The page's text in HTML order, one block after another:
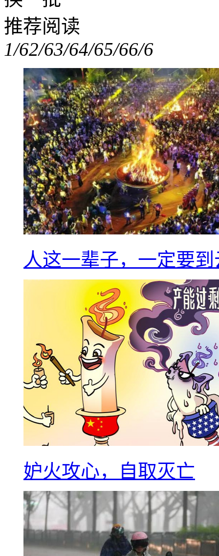
推荐阅读
1/62/63/64/65/66/6
人这一辈子，一定要
妒火攻心，自取灭亡